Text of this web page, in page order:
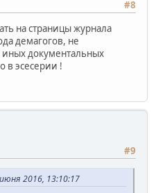
#8
на страницы журнала
демагогов, не
документальных
в эсесерии !
#9
2016, 13:10:17